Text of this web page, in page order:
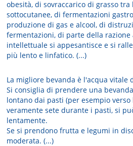
obesità, di sovraccarico di grasso
sottocutanee, di fermentazioni
produzione di gas e alcool, di
fermentazioni, di parte della razione
intellettuale si appesantisce e si
più lento e linfatico. (...)
La migliore bevanda è l'acqua vitale
Si consiglia di prendere una
lontano dai pasti (per esempio verso
veramente sete durante i pasti, si
lentamente.
Se si prendono frutta e legumi in
moderata. (...)